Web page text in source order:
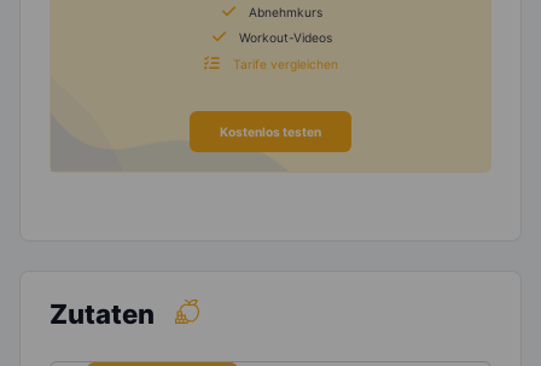
Abnehmkurs
Workout-Videos
Tarife vergleichen
Kostenlos testen
Zutaten